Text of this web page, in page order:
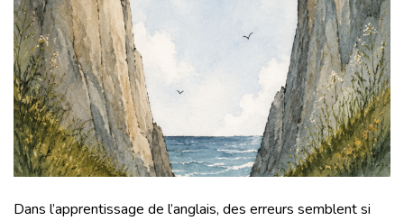
Dans l’apprentissage de l’anglais, des erreurs semblent si